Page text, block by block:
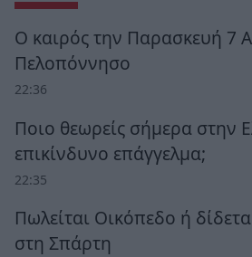
Ο καιρός την Παρασκευή 7
Πελοπόννησο
22:36
Ποιο θεωρείς σήμερα στην
επικίνδυνο επάγγελμα;
22:35
Πωλείται Οικόπεδο ή
στη Σπάρτη